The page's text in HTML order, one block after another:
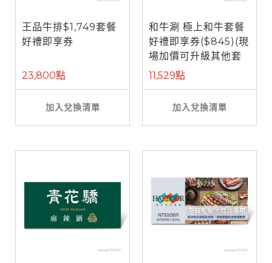
王品牛排$1,749套餐
好禮即享券
23,800點
加入兌換清單
和牛涮 極上和牛套餐
好禮即享券($845)(現
場加價可升級其他套
餐)
11,529點
加入兌換清單